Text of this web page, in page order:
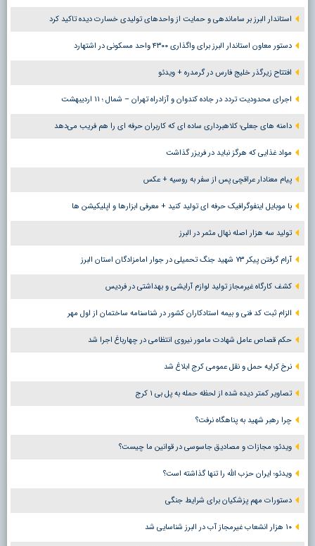
استاندار البرز بر ساماندهی و حمایت از واحدهای تولیدی خسارت دیده تاکید کرد
دستور معاون استاندار البرز برای واگذاری ۴۳۰۰ واحد مسکونی در اشتهارد
افتتاح زیرگذر خلیج فارس در گرمدره + ویدئو
اجرای محدودیت تردد در جاده کندوان و آزادراه تهران – شمال ؛ ١١ اردیبهشت
دامنه های جعلی؛ کلاهبرداری ساده ای که کاربران حرفه ای را هم فریب می‌دهد
مواد غذایی که هرگز نباید در فریزر گذاشت
پیام معنادار عراقچی پس از سفر به روسیه + عکس
با موبایل اینفوگرافیک حرفه ای تولید کنید + معرفی ابزارها و اپلیکیشن ها
تولید سه هزار اصله نهال مثمر در البرز
آرام گرفتن پیکر ۷۳ شهید جنگ تحمیلی در جوار امامزادگان استان البرز
کشف کارگاه غیرمجاز تولید لوازم آرایشی و بهداشتی در فردیس
الزام ثبت کد فنی و بیمه استادکاران کشور در شناسنامه ساختمان از اول مهر
حکم قصاص عامل شهادت مامور نیروی انتظامی در چهارباغ اجرا شد
نرخ کرایه حمل و نقل عمومی کرج ابلاغ شد
تصاویر کمتر دیده شده از لحظه حمله به پل بی ۱ کرج
چرا رهبر شهید به پناهگاه نرفت؟
ویدئو؛ مجازات و مصادیق جاسوسی در قوانین ما چیست؟
ویدئو؛ ایران حزب الله را تنها گذاشته است؟
دستورات مهم پزشکیان برای شرایط جنگی
۱۰ هزار انشعاب غیرمجاز آب در البرز شناسایی شد